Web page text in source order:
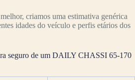
criamos uma estimativa genérica
idades do veículo e perfis etários dos
seguro de um DAILY CHASSI 65-170